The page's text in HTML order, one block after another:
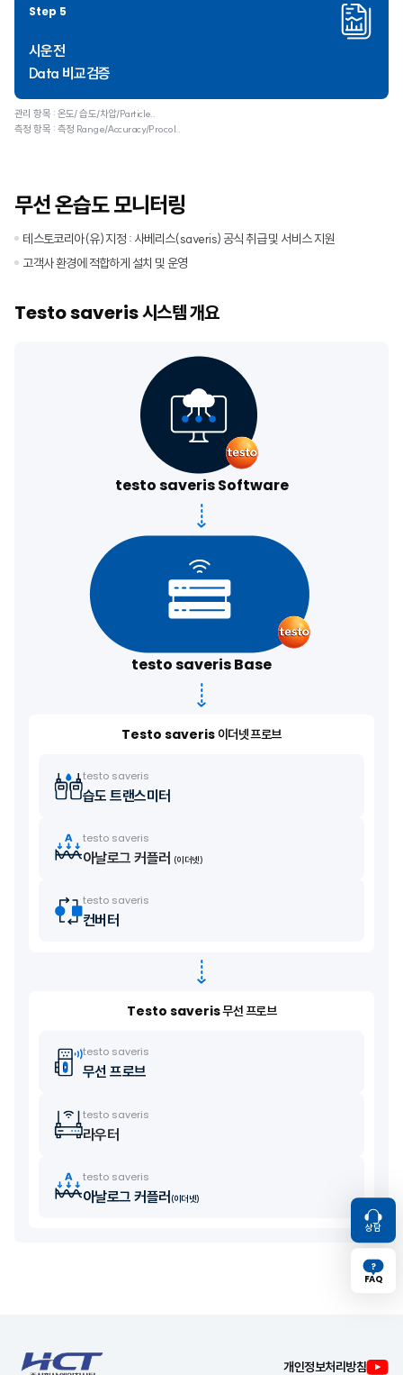
Step 5
시운전
Data 비교검증
관리 항목 : 온도/ 습도/차압/Particle..
측정 항목 : 측정 Range/Accuracy/Procol..
무선 온습도 모니터링
테스토코리아(유) 지정 : 사베리스(saveris) 공식 취급 및 서비스 지원
고객사 환경에 적합하게 설치 및 운영
Testo saveris시스템 개요
testo saveris Software
testo saveris Base
Testo saveris이더넷 프로브
testo saveris
습도 트랜스미터
testo saveris
아날로그 커플러 (이더넷)
testo saveris
컨버터
Testo saveris무선 프로브
testo saveris
무선 프로브
testo saveris
라우터
testo saveris
아날로그 커플러(이더넷)
개인정보처리방침
상담
FAQ